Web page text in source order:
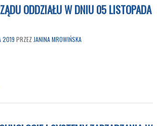
ODDZIAŁU W DNIU 05 LISTOPADA
2019 PRZEZ JANINA MROWIŃSKA